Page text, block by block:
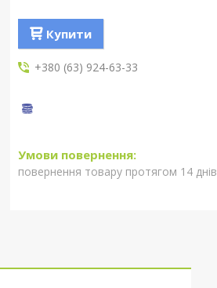
Купити
+380 (63) 924-63-33
повернення товару протягом 14 днів